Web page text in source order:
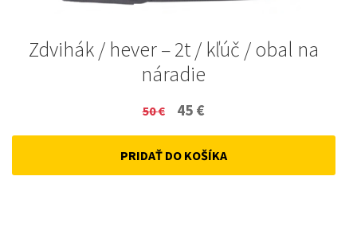
Zdvihák / hever – 2t / kľúč / obal na
náradie
50€
Original
price
was:
45 €
price
is:
PRIDAŤ DO KOŠÍKA